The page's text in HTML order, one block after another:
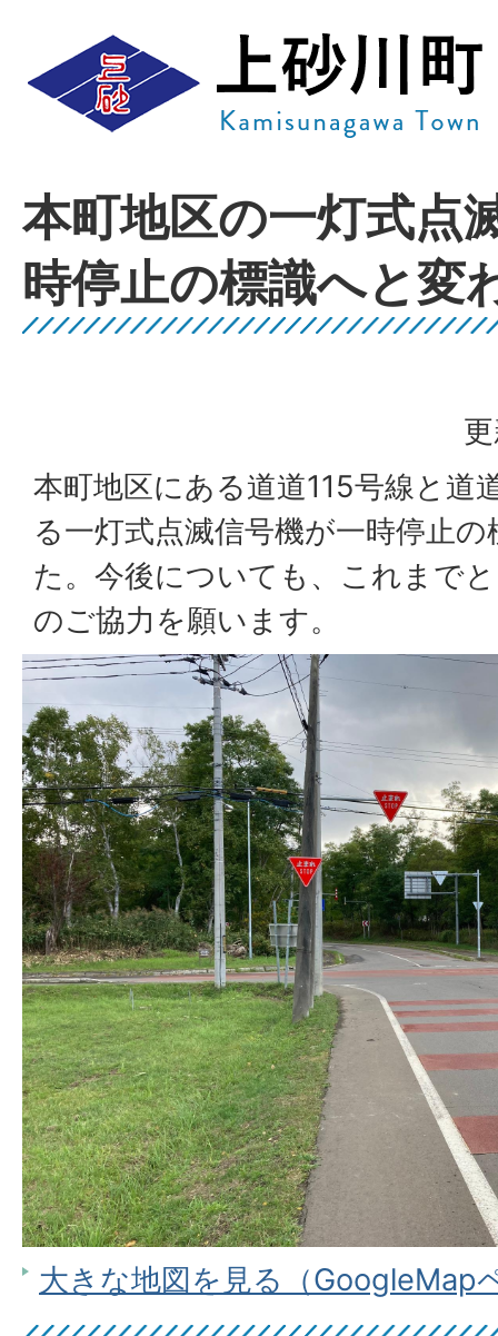
本町地区の一灯式点
時停止の標識へと変
本町地区にある道道115号線と道
る一灯式点滅信号機が一時停止
た。今後についても、これまで
のご協力を願います。
大きな地図を見る（GoogleMap